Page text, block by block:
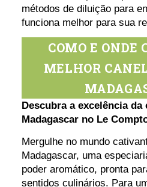
métodos de diluição para
funciona melhor para sua
COMO E ONDE
MELHOR
Descubra a excelência da
Madagascar no Le
Mergulhe no mundo
Madagascar, uma
poder aromático, pronta
sentidos culinários. Para